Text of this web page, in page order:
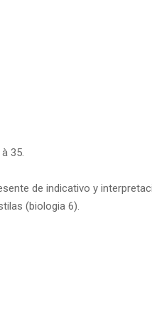
35.
de indicativo y
(biologia 6).